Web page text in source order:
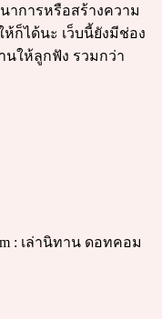
าการหรือสร้างความ
ก็ได้นะ เว็บนี้ยังมีช่อง
นให้ลูกฟัง รวมกว่า
: เล่านิทาน ดอทคอม